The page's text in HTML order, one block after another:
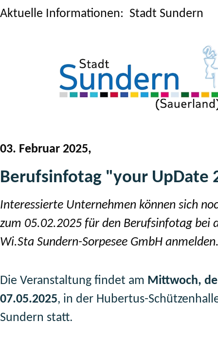
Aktuelle Informationen: Stadt Sundern
03. Februar 2025,
Berufsinfotag "your UpDate
Interessierte Unternehmen können sich
zum 05.02.2025 für den Berufsinfotag bei
Wi.Sta Sundern-Sorpesee GmbH
Die Veranstaltung findet am Mittwoch,
07.05.2025, in der Hubertus-
Sundern statt.